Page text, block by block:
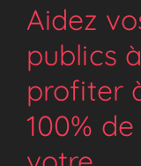
Aidez
publics à
profiter
100% de